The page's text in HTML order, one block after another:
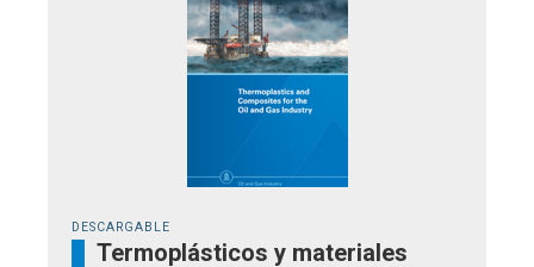
DESCARGABLE
Termoplásticos y materiales